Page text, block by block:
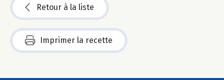
Retour à la liste
Imprimer la recette